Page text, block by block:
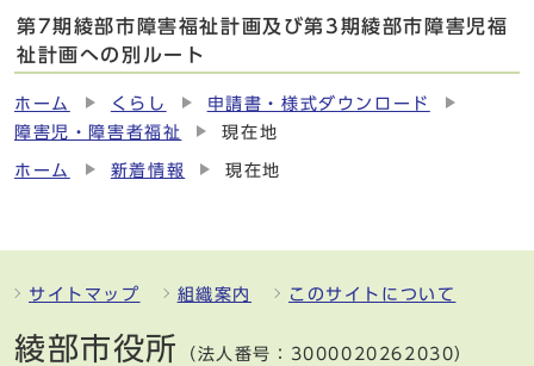
第7期綾部市障害福祉計画及び第3期綾部市障害児福
祉計画への別ルート
ホーム くらし
申請書・様式ダウンロード
障害児・障害者福祉
現在地
ホーム 新着情報 現在地
サイトマップ 組織案内 このサイトについて
綾部市役所 （法人番号：3000020262030）